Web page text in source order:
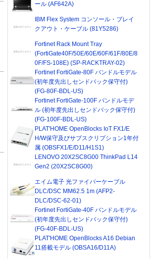
ール (AF642A)
IBM Flex System コンソール・ブレイ
クアウト・ケーブル (81Y5286)
Fortinet Rack Mount Tray
(FortiGate40F/50E/60E/60F/61F/80E/8
0F/FS-108E) (SP-RACKTRAY-02)
Fortinet FortiGate-80F バンドルモデル
(初年度先出しセンドバック保守付)
(FG-80F-BDL-US)
Fortinet FortiGate-100F バンドルモデ
ル (初年度先出しセンドバック保守付)
(FG-100F-BDL-US)
PLAT'HOME OpenBlocks IoT FX1/E
H/W保守及びサブスクリプション1年付
属 (OBSFX1/E/D11/H1S1)
LENOVO 20X2SC8G00 ThinkPad L14
Gen2 (20X2SC8G00)
エイム電子 光ファイバーケーブル
DLC/DSC MM62.5 1m (AFP2-
DLC/DSC-62-01)
Fortinet FortiGate-40F バンドルモデル
(初年度先出しセンドバック保守付)
(FG-40F-BDL-US)
PLAT'HOME OpenBlocks A16 Debian
11搭載モデル (OBSA16/D11A)